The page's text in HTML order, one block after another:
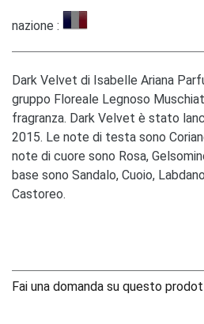
nazione :
Dark Velvet di Isabelle Ariana
gruppo Floreale Legnoso
fragranza. Dark Velvet è stato
2015. Le note di testa sono
note di cuore sono Rosa,
base sono Sandalo, Cuoio,
Castoreo.
Fai una domanda su questo